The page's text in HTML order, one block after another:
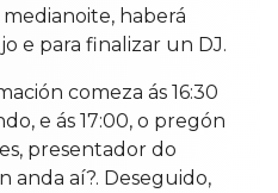
haberá
e para finalizar un DJ.
comeza ás 16:30
e ás 17:00, o pregón
presentador do
anda aí?. Deseguido,